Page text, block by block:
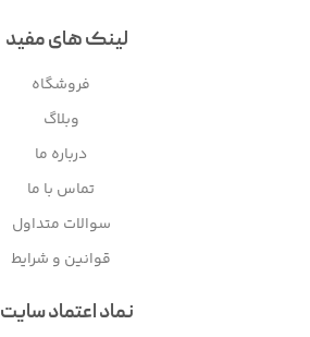
لینک های مفید
فروشگاه
وبلاگ
درباره ما
تماس با ما
سوالات متداول
قوانین و شرایط
نماد اعتماد سایت